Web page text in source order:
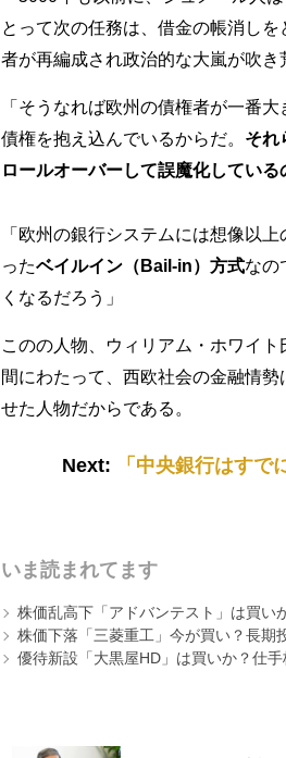
とって次の任務は、借金の帳消し
者が再編成され政治的な大嵐が吹き
「そうなれば欧州の債権者が一番
債権を抱え込んでいるからだ。 それ
ロールオーバーして誤魔化してい
「欧州の銀行システムには想像以
ったベイルイン（Bail-in）方式なの
くなるだろう」
このの人物、ウィリアム・ホワイ
間にわたって、西欧社会の金融情
せた人物だからである。
Next: 「中央銀行はすで
いま読まれてます
株価乱高下「アドバンテスト」は買い
株価下落「三菱重工」今が買い？長期
優待新設「大黒屋HD」は買いか？仕